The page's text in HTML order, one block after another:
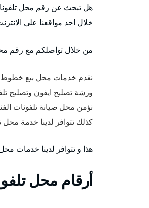
هل تبحث عن رقم محل
خلال احد مواقعنا على
من خلال تواصلكم مع رقم
نقدم خدمات محل بيع خطوط
ورشة تصليح ايفون وتصليح
نؤمن محل صيانة تلفونات
كذلك تتوافر لدينا خدمة محل
هذا و تتوافر لدينا خدمات
أرقام محل